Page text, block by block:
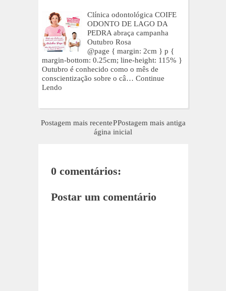
Clínica odontológica COIFE
ODONTO DE LAGO DA
PEDRA abraça campanha
Outubro Rosa
@page { margin: 2cm } p {
margin-bottom: 0.25cm; line-height: 115% }
Outubro é conhecido como o mês de
conscientização sobre o câ… Continue
Lendo
Postagem mais recente Postagem mais antiga
P
ágina inicial
0 comentários:
Postar um comentário